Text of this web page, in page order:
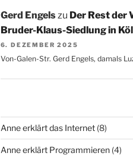
Gerd Engelszu Der Rest der
Bruder-Klaus-Siedlung in
6. DEZEMBER 2025
Von-Galen-Str. Gerd Engels, damals
Anne erklärt das Internet(8)
Anne erklärt Programmieren(4)